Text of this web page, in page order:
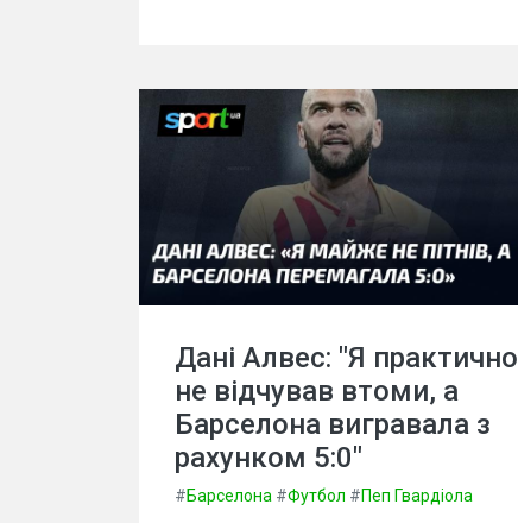
Дані Алвес: "Я практично
не відчував втоми, а
Барселона вигравала з
рахунком 5:0"
#Барселона #Футбол #Пеп Гвардіола